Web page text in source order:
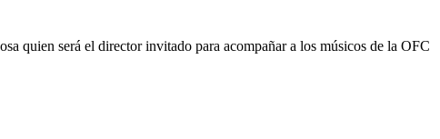
quien será el director invitado para acompañar a los músicos de la OFC